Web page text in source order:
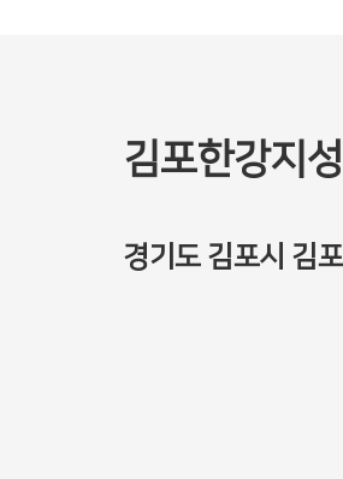
김포한강지
경기도 김포시 김